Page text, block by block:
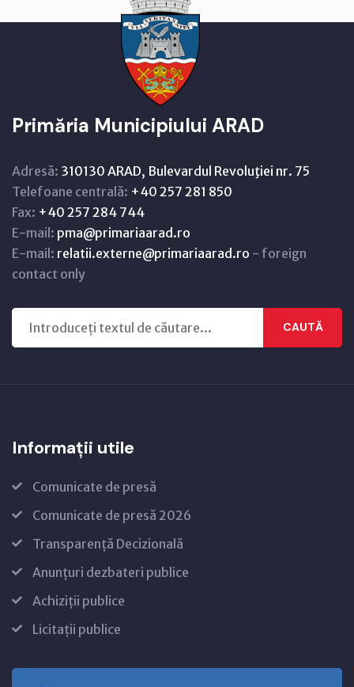
Primăria Municipiului ARAD
Adresă: 310130 ARAD, Bulevardul Revoluţiei nr. 75
Telefoane centrală: +40 257 281 850
Fax: +40 257 284 744
E-mail: pma@primariaarad.ro
E-mail: relatii.externe@primariaarad.ro - foreign
contact only
CAUTĂ
Informații utile
Comunicate de presă
Comunicate de presă 2026
Transparență Decizională
Anunțuri dezbateri publice
Achiziții publice
Licitații publice